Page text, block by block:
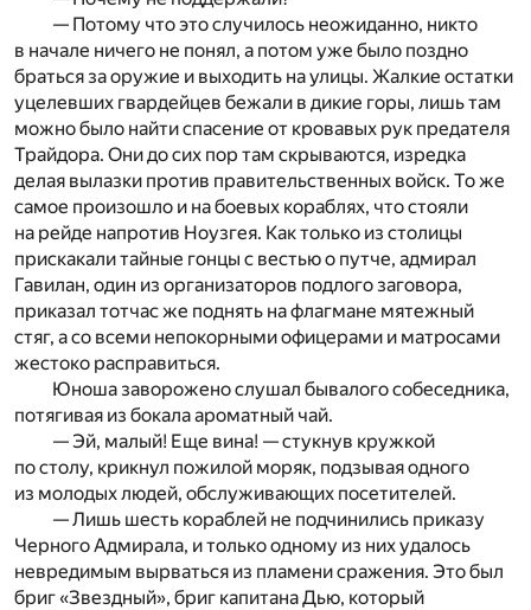
— Потому что это случилось неожиданно, никто
в начале ничего не понял, а потом уже было поздно
браться за оружие и выходить на улицы. Жалкие остатки
уцелевших гвардейцев бежали в дикие горы, лишь там
можно было найти спасение от кровавых рук предателя
Трайдора. Они до сих пор там скрываются, изредка
делая вылазки против правительственных войск. То же
самое произошло и на боевых кораблях, что стояли
на рейде напротив Ноузгея. Как только из столицы
прискакали тайные гонцы с вестью о путче, адмирал
Гавилан, один из организаторов подлого заговора,
приказал тотчас же поднять на флагмане мятежный
стяг, а со всеми непокорными офицерами и матросами
жестоко расправиться.
Юноша заворожено слушал бывалого собеседника,
потягивая из бокала ароматный чай.
— Эй, малый! Еще вина! — стукнув кружкой
по столу, крикнул пожилой моряк, подзывая одного
из молодых людей, обслуживающих посетителей.
— Лишь шесть кораблей не подчинились приказу
Черного Адмирала, и только одному из них удалось
невредимым вырваться из пламени сражения. Это был
бриг «Звездный», бриг капитана Дью, который